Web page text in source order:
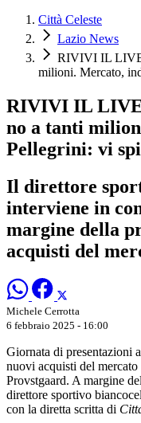
Città Celeste
Lazio News
RIVIVI IL LIVE
milioni. Mercato,
RIVIVI IL LIVE
no a tanti
Pellegrini: vi
Il direttore
interviene in
margine della
acquisti del
Michele Cerrotta
6 febbraio 2025 - 16:00
Giornata di presentazioni
nuovi acquisti del
Provstgaard. A margine
direttore sportivo
con la diretta scritta di